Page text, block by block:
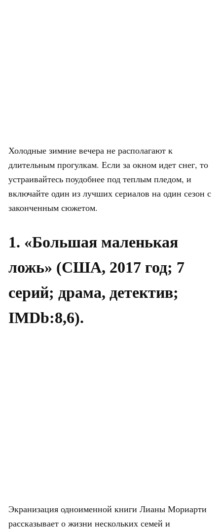
Холодные зимние вечера не располагают к
длительным прогулкам. Если за окном идет снег, то
устраивайтесь поудобнее под теплым пледом, и
включайте один из лучших сериалов на один сезон с
законченным сюжетом.
1. «Большая маленькая
ложь» (США, 2017 год; 7
серий; драма, детектив;
IMDb:8,6).
Экранизация одноименной книги Лианы Мориарти
рассказывает о жизни нескольких семей и